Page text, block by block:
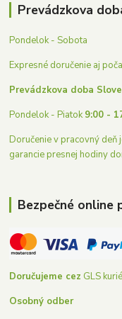
Prevádzkova
Pondelok - Sobota
Expresné doručenie aj
Prevádzkova doba
Pondelok - Piatok9:00 -
Doručenie v pracovný deň
garancie presnej hodiny
Bezpečné online
Doručujeme cez GLS
Osobný odber